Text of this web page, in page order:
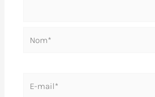
mail*